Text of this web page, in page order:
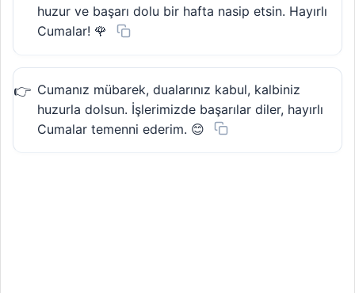
huzur ve başarı dolu bir hafta nasip etsin. Hayırlı
Cumalar! 🌹
Cumanız mübarek, dualarınız kabul, kalbiniz
huzurla dolsun. İşlerimizde başarılar diler, hayırlı
Cumalar temenni ederim. 😊